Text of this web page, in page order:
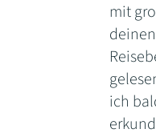
mit
ich